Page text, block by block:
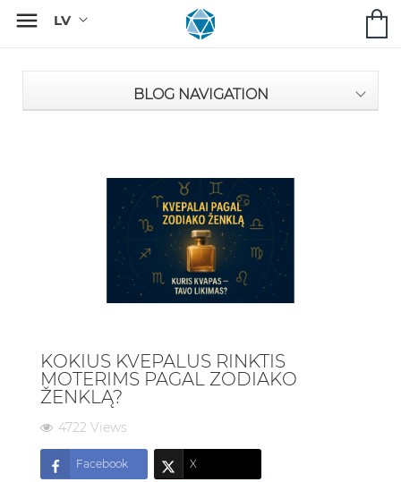

BLOG NAVIGATION
KOKIUS KVEPALUS RINKTIS
MOTERIMS PAGAL ZODIAKO
ŽENKLĄ?
4722 Views
Facebook X